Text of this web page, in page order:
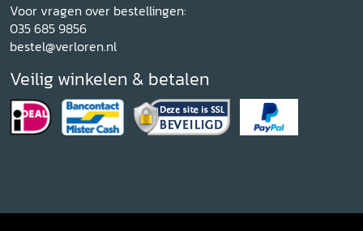
Voor vragen over bestellingen:
035 685 9856
bestel@verloren.nl
Veilig winkelen & betalen